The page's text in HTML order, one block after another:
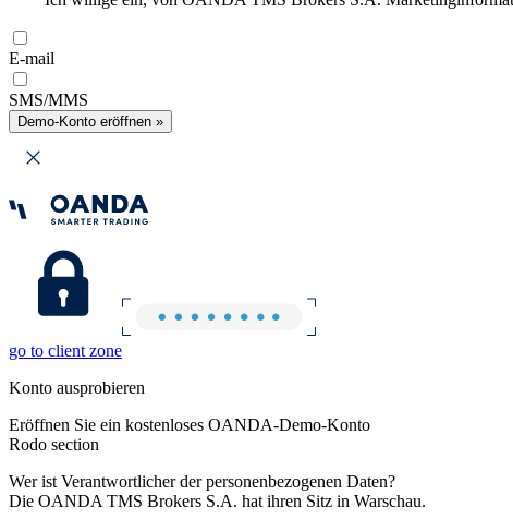
E-mail
SMS/MMS
Demo-Konto eröffnen »
go to client zone
Konto ausprobieren
Eröffnen Sie ein kostenloses OANDA-Demo-Konto
Rodo section
Wer ist Verantwortlicher der personenbezogenen Daten?
Die OANDA TMS Brokers S.A. hat ihren Sitz in Warschau.